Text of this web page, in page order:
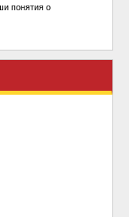
понятия о